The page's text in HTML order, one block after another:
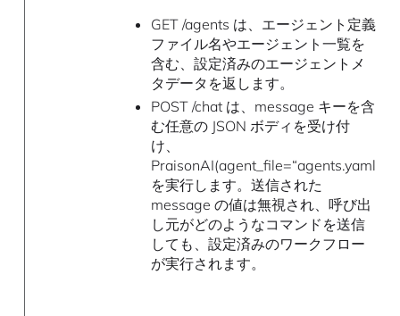
GET /agents は、エージェント定義
ファイル名やエージェント一覧を
含む、設定済みのエージェントメ
タデータを返します。
POST /chat は、message キーを含
む任意の JSON ボディを受け付
け、
を実行します。送信された
message の値は無視され、呼び出
し元がどのようなコマンドを送信
しても、設定済みのワークフロー
が実行されます。